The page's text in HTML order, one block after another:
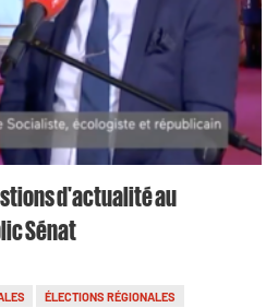
d'actualité au
Sénat
ÉLECTIONS RÉGIONALES